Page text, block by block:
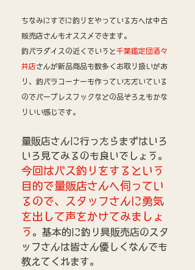
ちなみにすでに釣りをやっている方へは中古
販売店さんもオススメできます。
釣パラダイスの近くでいうと千葉鑑定団酒々
井店さんが新品商品も数多くお取り扱いがあ
り、釣パラコーナーも作っていただいている
のでバーブレスフックなどの品ぞろえもかな
りいい感じです。
量販店さんに行ったらまずはいろ
いろ見てみるのも良いでしょう。
今回はバス釣りをするという
目的で量販店さんへ伺ってい
るので、スタッフさんに勇気
を出して声をかけてみましょ
う 。基本的に釣り具販売店のスタ
ッフさんは皆さん優しくなんでも
教えてくれます。